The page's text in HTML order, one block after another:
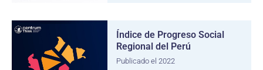
Índice de Progreso Social
Regional del Perú
Publicado el 2022